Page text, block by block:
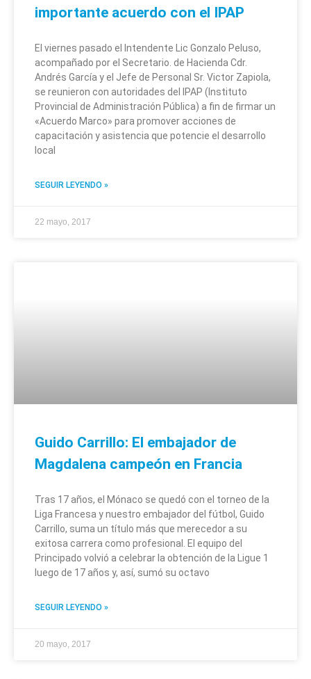
importante acuerdo con el IPAP
El viernes pasado el Intendente Lic Gonzalo Peluso,
acompañado por el Secretario. de Hacienda Cdr.
Andrés García y el Jefe de Personal Sr. Victor Zapiola,
se reunieron con autoridades del IPAP (Instituto
Provincial de Administración Pública) a fin de firmar un
«Acuerdo Marco» para promover acciones de
capacitación y asistencia que potencie el desarrollo
local
SEGUIR LEYENDO »
22 mayo, 2017
Guido Carrillo: El embajador de
Magdalena campeón en Francia
Tras 17 años, el Mónaco se quedó con el torneo de la
Liga Francesa y nuestro embajador del fútbol, Guido
Carrillo, suma un título más que merecedor a su
exitosa carrera como profesional. El equipo del
Principado volvió a celebrar la obtención de la Ligue 1
luego de 17 años y, así, sumó su octavo
SEGUIR LEYENDO »
20 mayo, 2017